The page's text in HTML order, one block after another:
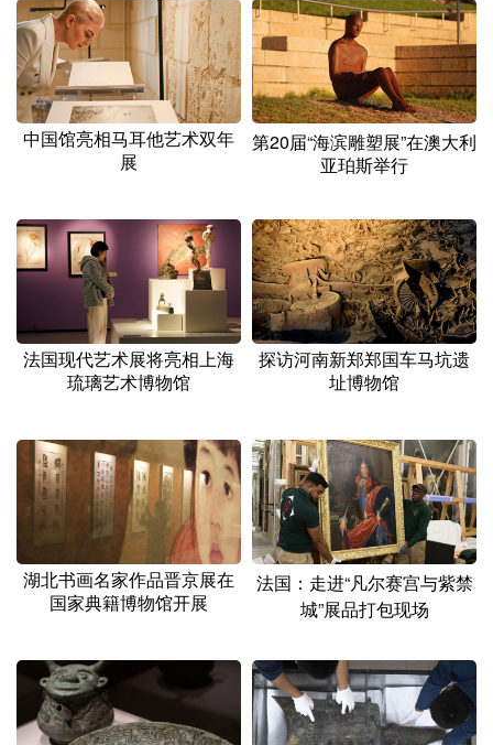
多语种频道
English Español Français عربى
Русский язык 日本語 한국어
中国馆亮相马耳他艺术双年
展
第20届“海滨雕塑展”在澳大利
亚珀斯举行
法国现代艺术展将亮相上海
琉璃艺术博物馆
探访河南新郑郑国车马坑遗
址博物馆
湖北书画名家作品晋京展在
国家典籍博物馆开展
法国：走进“凡尔赛宫与紫禁
城”展品打包现场